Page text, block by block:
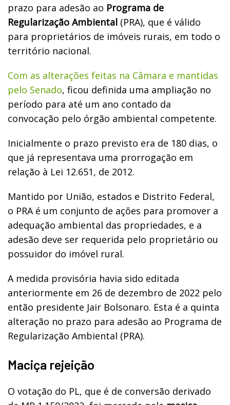
prazo para adesão ao Programa de
Regularização Ambiental (PRA), que é válido
para proprietários de imóveis rurais, em todo o
território nacional.
Com as alterações feitas na Câmara e mantidas
pelo Senado, ficou definida uma ampliação no
período para até um ano contado da
convocação pelo órgão ambiental competente.
Inicialmente o prazo previsto era de 180 dias, o
que já representava uma prorrogação em
relação à Lei 12.651, de 2012.
Mantido por União, estados e Distrito Federal,
o PRA é um conjunto de ações para promover a
adequação ambiental das propriedades, e a
adesão deve ser requerida pelo proprietário ou
possuidor do imóvel rural.
A medida provisória havia sido editada
anteriormente em 26 de dezembro de 2022 pelo
então presidente Jair Bolsonaro. Esta é a quinta
alteração no prazo para adesão ao Programa de
Regularização Ambiental (PRA).
Maciça rejeição
O votação do PL, que é de conversão derivado